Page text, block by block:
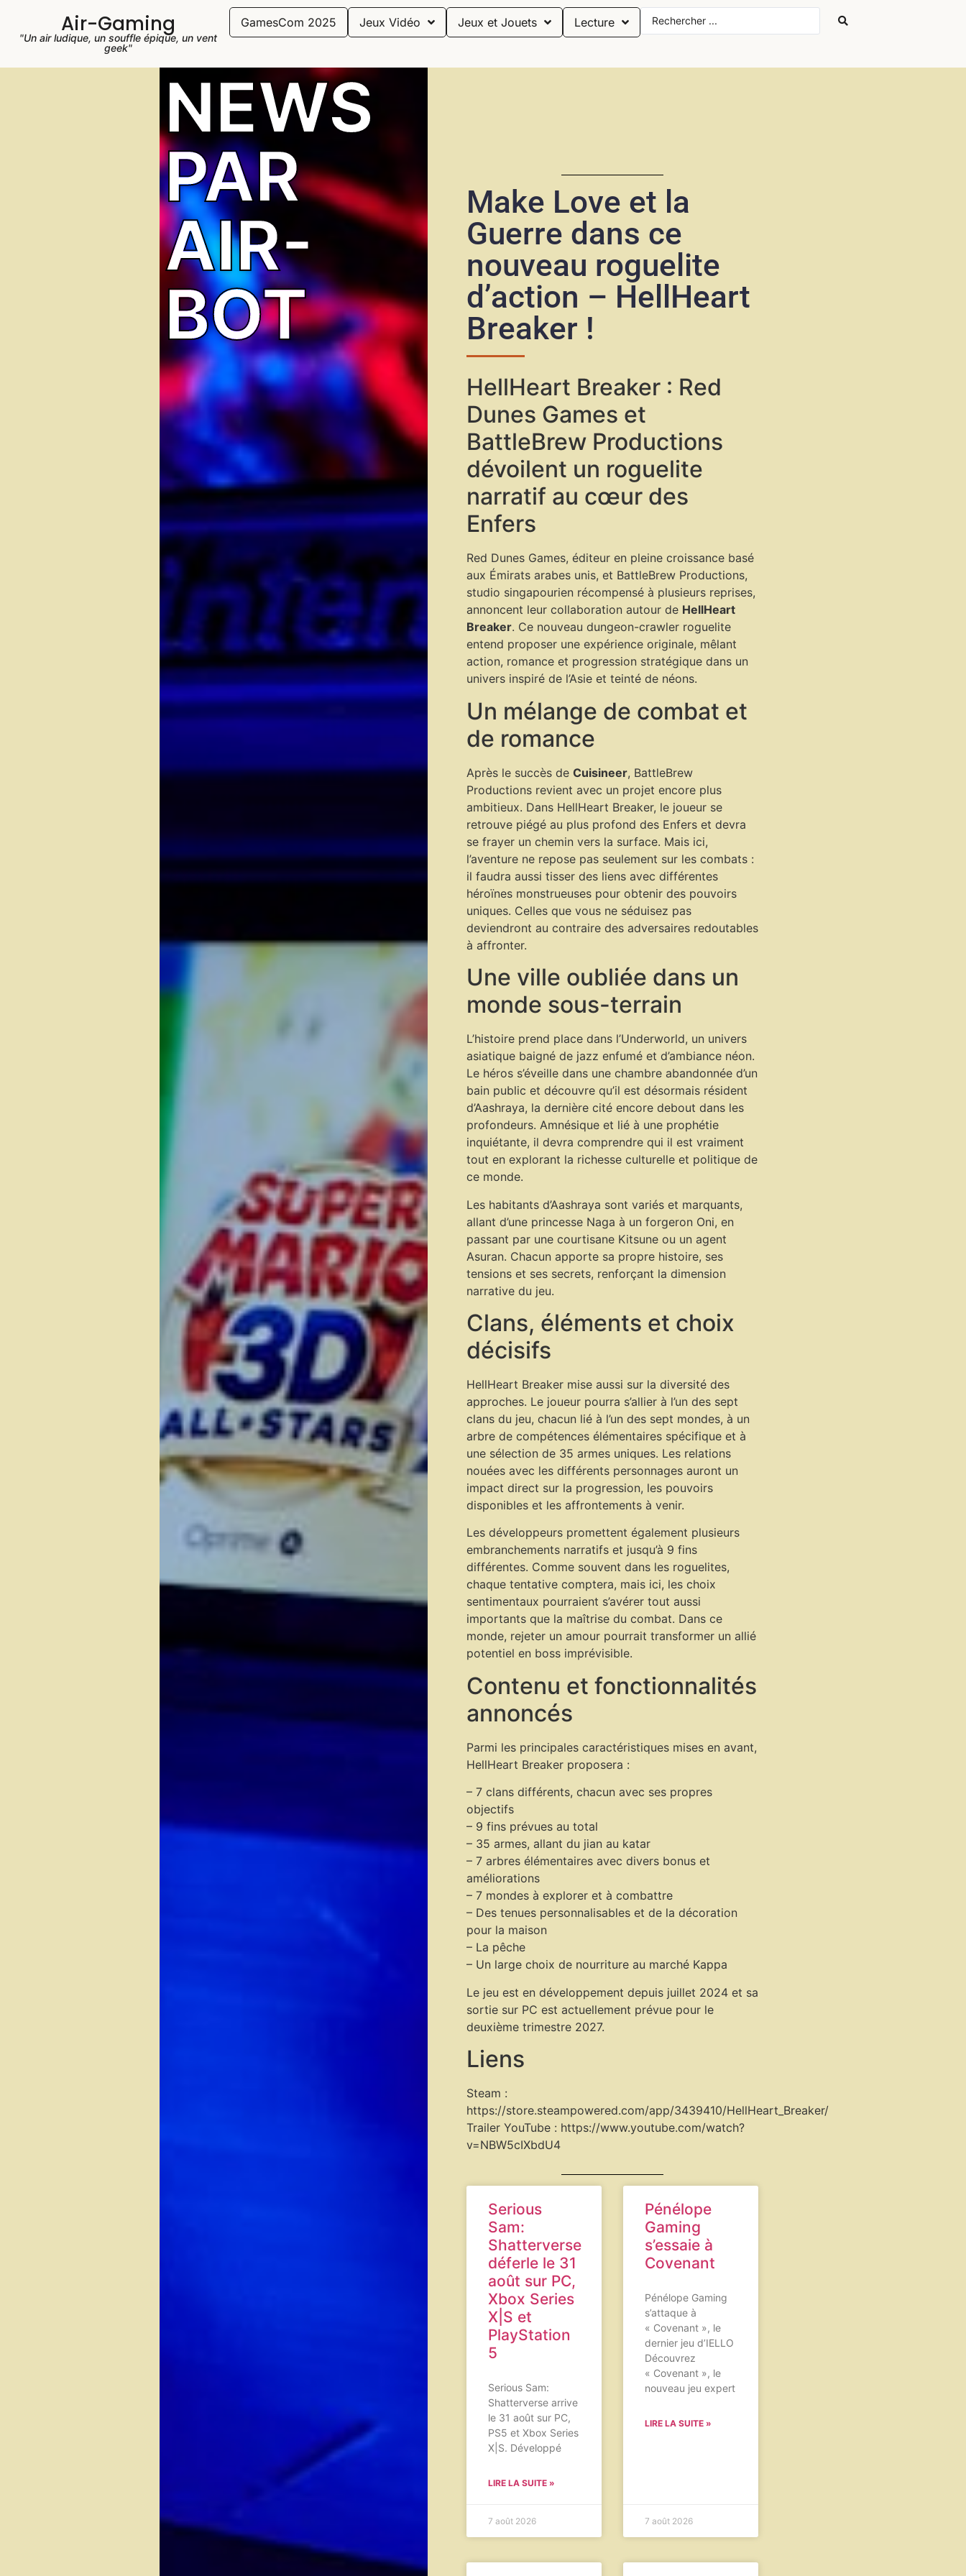
Air-Gaming
"Un air ludique, un souffle épique, un vent
geek"
GamesCom 2025 Jeux Vidéo Jeux et Jouets Lecture
NEWS
PAR
AIR-
BOT
Make Love et la
Guerre dans ce
nouveau roguelite
d’action – HellHeart
Breaker !
HellHeart Breaker : Red
Dunes Games et
BattleBrew Productions
dévoilent un roguelite
narratif au cœur des
Enfers
Red Dunes Games, éditeur en pleine croissance basé
aux Émirats arabes unis, et BattleBrew Productions,
studio singapourien récompensé à plusieurs reprises,
annoncent leur collaboration autour de HellHeart
Breaker. Ce nouveau dungeon-crawler roguelite
entend proposer une expérience originale, mêlant
action, romance et progression stratégique dans un
univers inspiré de l’Asie et teinté de néons.
Un mélange de combat et
de romance
Après le succès de Cuisineer, BattleBrew
Productions revient avec un projet encore plus
ambitieux. Dans HellHeart Breaker, le joueur se
retrouve piégé au plus profond des Enfers et devra
se frayer un chemin vers la surface. Mais ici,
l’aventure ne repose pas seulement sur les combats :
il faudra aussi tisser des liens avec différentes
héroïnes monstrueuses pour obtenir des pouvoirs
uniques. Celles que vous ne séduisez pas
deviendront au contraire des adversaires redoutables
à affronter.
Une ville oubliée dans un
monde sous-terrain
L’histoire prend place dans l’Underworld, un univers
asiatique baigné de jazz enfumé et d’ambiance néon.
Le héros s’éveille dans une chambre abandonnée d’un
bain public et découvre qu’il est désormais résident
d’Aashraya, la dernière cité encore debout dans les
profondeurs. Amnésique et lié à une prophétie
inquiétante, il devra comprendre qui il est vraiment
tout en explorant la richesse culturelle et politique de
ce monde.
Les habitants d’Aashraya sont variés et marquants,
allant d’une princesse Naga à un forgeron Oni, en
passant par une courtisane Kitsune ou un agent
Asuran. Chacun apporte sa propre histoire, ses
tensions et ses secrets, renforçant la dimension
narrative du jeu.
Clans, éléments et choix
décisifs
HellHeart Breaker mise aussi sur la diversité des
approches. Le joueur pourra s’allier à l’un des sept
clans du jeu, chacun lié à l’un des sept mondes, à un
arbre de compétences élémentaires spécifique et à
une sélection de 35 armes uniques. Les relations
nouées avec les différents personnages auront un
impact direct sur la progression, les pouvoirs
disponibles et les affrontements à venir.
Les développeurs promettent également plusieurs
embranchements narratifs et jusqu’à 9 fins
différentes. Comme souvent dans les roguelites,
chaque tentative comptera, mais ici, les choix
sentimentaux pourraient s’avérer tout aussi
importants que la maîtrise du combat. Dans ce
monde, rejeter un amour pourrait transformer un allié
potentiel en boss imprévisible.
Contenu et fonctionnalités
annoncés
Parmi les principales caractéristiques mises en avant,
HellHeart Breaker proposera :
– 7 clans différents, chacun avec ses propres
objectifs
– 9 fins prévues au total
– 35 armes, allant du jian au katar
– 7 arbres élémentaires avec divers bonus et
améliorations
– 7 mondes à explorer et à combattre
– Des tenues personnalisables et de la décoration
pour la maison
– La pêche
– Un large choix de nourriture au marché Kappa
Le jeu est en développement depuis juillet 2024 et sa
sortie sur PC est actuellement prévue pour le
deuxième trimestre 2027.
Liens
Steam :
https://store.steampowered.com/app/3439410/HellHeart_Breaker/
Trailer YouTube : https://www.youtube.com/watch?
v=NBW5cIXbdU4
Serious
Sam:
Shatterverse
déferle le 31
août sur PC,
Xbox Series
X|S et
PlayStation
5
Serious Sam:
Shatterverse arrive
le 31 août sur PC,
PS5 et Xbox Series
X|S. Développé
LIRE LA SUITE »
7 août 2026
Pénélope
Gaming
s’essaie à
Covenant
Pénélope Gaming
s’attaque à
« Covenant », le
dernier jeu d’IELLO
Découvrez
« Covenant », le
nouveau jeu expert
LIRE LA SUITE »
7 août 2026